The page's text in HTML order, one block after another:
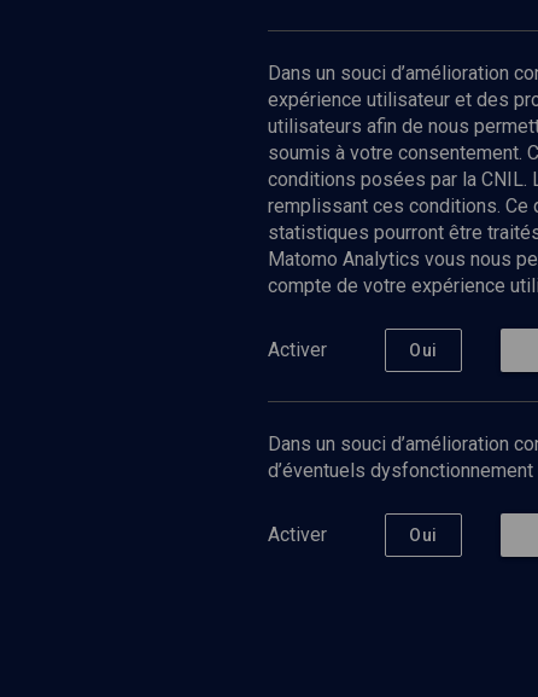
Nos
Culture
Limoud
Université
Podcast
Dans un souci d’amélioration
expérience utilisateur et des
utilisateurs afin de nous
soumis à votre consentement.
conditions posées par la
remplissant ces conditions. Ce
statistiques pourront être
Matomo Analytics vous nous
compte de votre expérience
Activer Oui
Dans un souci d’amélioration
d’éventuels
Activer Oui